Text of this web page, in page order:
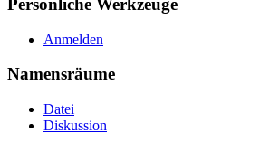
Persönliche Werkzeuge
Anmelden
Namensräume
Datei
Diskussion